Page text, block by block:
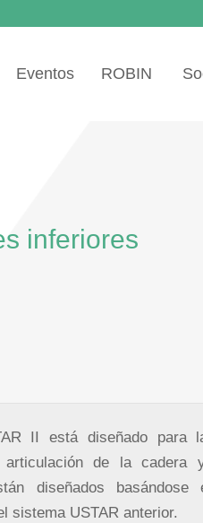
Eventos ROBIN
inferiores
II está diseñado para
de la cadera
diseñados
sistema USTAR anterior.